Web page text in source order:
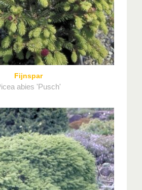
Fijnspar
abies 'Pusch'